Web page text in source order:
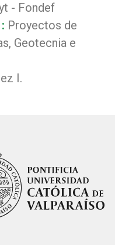
- Fondef
Proyectos de
Geotecnia e
I.